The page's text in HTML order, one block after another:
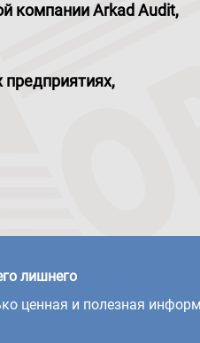
компании Arkad Audit,
лишнего
ценная и полезная